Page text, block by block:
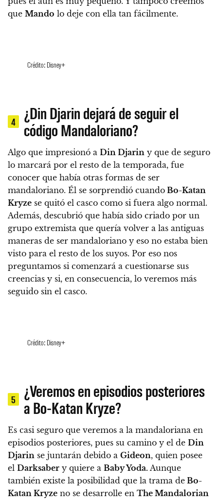
que Mando lo deje con ella tan fácilmente.
Crédito: Disney+
4
¿Din Djarin dejará de seguir el
código Mandaloriano?
Algo que impresionó a Din Djarin y que de seguro
lo marcará por el resto de la temporada, fue
conocer que había otras formas de ser
mandaloriano. Él se sorprendió cuando Bo-Katan
Kryze se quitó el casco como si fuera algo normal.
Además, descubrió que había sido criado por un
grupo extremista que quería volver a las antiguas
maneras de ser mandaloriano y eso no estaba bien
visto para el resto de los suyos. Por eso nos
preguntamos si comenzará a cuestionarse sus
creencias y si, en consecuencia, lo veremos más
seguido sin el casco.
Crédito: Disney+
5
¿Veremos en episodios posteriores
a Bo-Katan Kryze?
Es casi seguro que veremos a la mandaloriana en
episodios posteriores, pues su camino y el de Din
Djarin se juntarán debido a Gideon, quien posee
el Darksaber y quiere a Baby Yoda. Aunque
también existe la posibilidad que la trama de Bo-
Katan Kryze no se desarrolle en The Mandalorian